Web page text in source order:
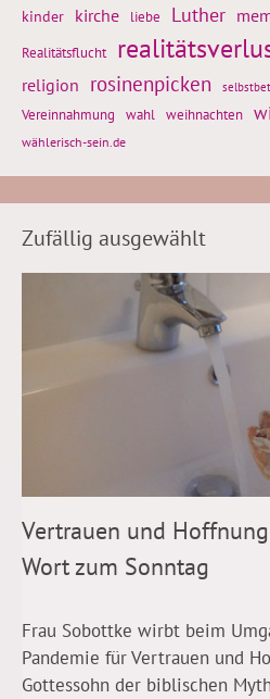
kinder kirche liebe Luther
Realitätsflucht
religion rosinenpicken
Vereinnahmung wahl weihnachten
wählerisch-sein.de
Zufällig ausgewählt
Vertrauen und
Wort zum Sonntag
Frau Sobottke wirbt beim
Pandemie für Vertrauen und
Gottessohn der biblischen